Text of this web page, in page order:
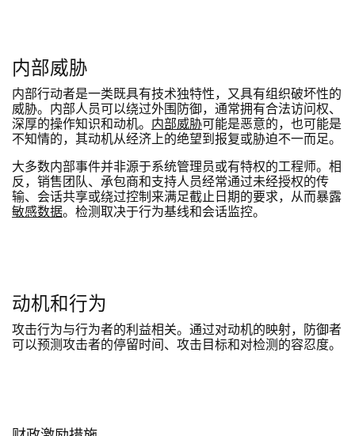
内部威胁
内部行动者是一类既具有技术独特性，又具有组织破坏性的
威胁。内部人员可以绕过外围防御，通常拥有合法访问权、
深厚的操作知识和动机。
内部威胁可能是恶意的，也可能是
不知情的，其动机从经济上的绝望到报复或胁迫不一而足。
大多数内部事件并非源于系统管理员或有特权的工程师。相
反，销售团队、承包商和支持人员经常通过未经授权的传
输、会话共享或绕过控制来满足截止日期的要求，从而暴露
敏感数据。检测取决于行为基线和会话监控。
动机和行为
攻击行为与行为者的利益相关。通过对动机的映射，防御者
可以预测攻击者的停留时间、攻击目标和对检测的容忍度。